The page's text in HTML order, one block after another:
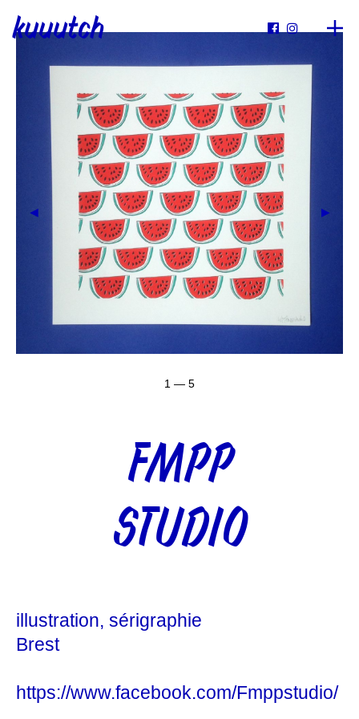
kuuutch  
1 — 5
FMPP
STUDIO
illustration sérigraphie
Brest
https://www.facebook.com/Fmppstudio/